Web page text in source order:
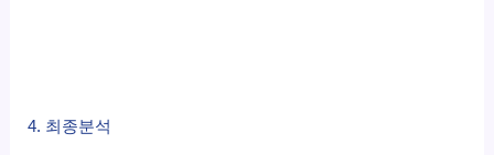
4. 최종분석